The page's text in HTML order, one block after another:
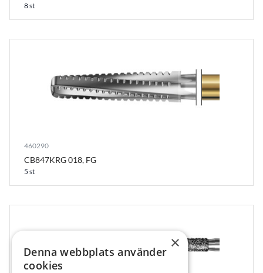
8 st
460290
CB847KRG 018, FG
5 st
×
Denna webbplats använder
cookies